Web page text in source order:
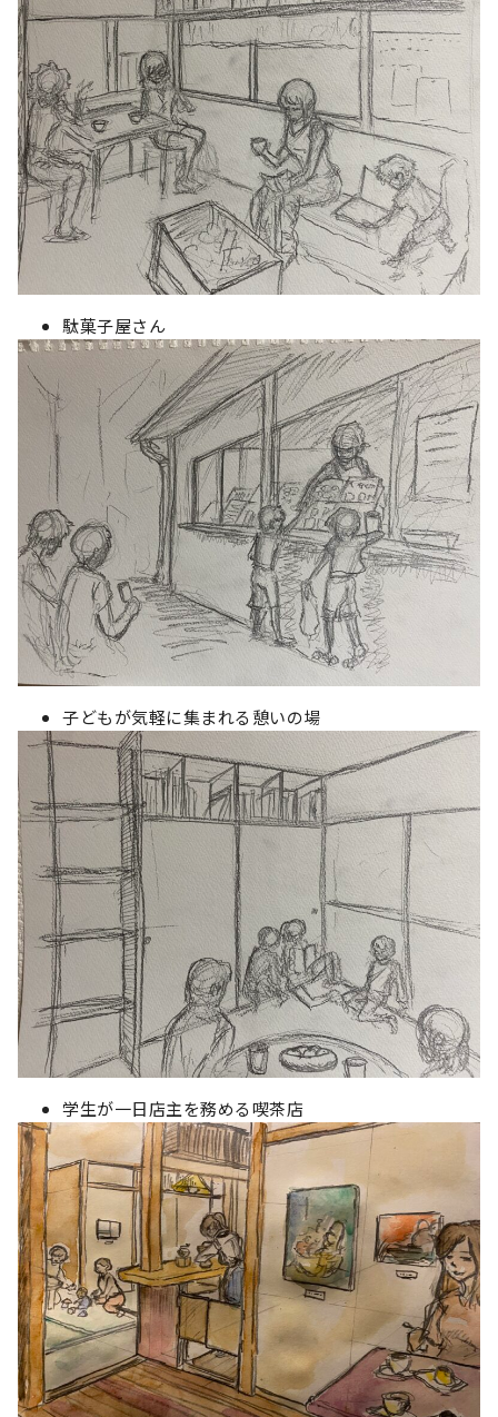
駄菓子屋さん
子どもが気軽に集まれる憩いの場
学生が一日店主を務める喫茶店